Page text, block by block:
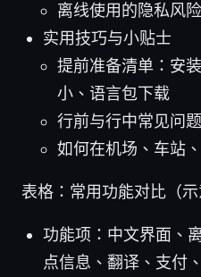
离线使用的隐私风
实用技巧与小贴士
提前准备清单：安
小、语言包下载
行前与行中常见问
如何在机场、车站
表格：常用功能对比（示
功能项：中文界面、
点信息、翻译、支付